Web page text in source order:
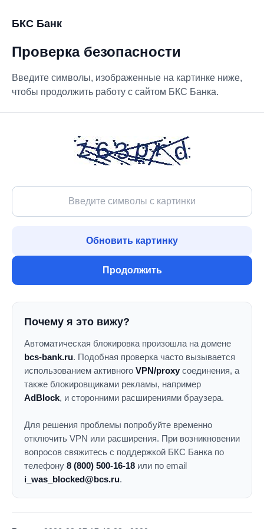
БКС Банк
Проверка безопасности
Введите символы, изображенные на картинке ниже,
чтобы продолжить работу с сайтом БКС Банка.
Обновить картинку
Продолжить
Почему я это вижу?
Автоматическая блокировка произошла на домене
bcs-bank.ru. Подобная проверка часто вызывается
использованием активного VPN/proxy соединения, а
также блокировщиками рекламы, например
AdBlock, и сторонними расширениями браузера.
Для решения проблемы попробуйте временно
отключить VPN или расширения. При возникновении
вопросов свяжитесь с поддержкой БКС Банка по
телефону 8 (800) 500-16-18 или по email
i_was_blocked@bcs.ru.